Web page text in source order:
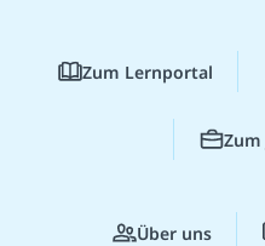
Zum Lernportal
Zum
Über uns